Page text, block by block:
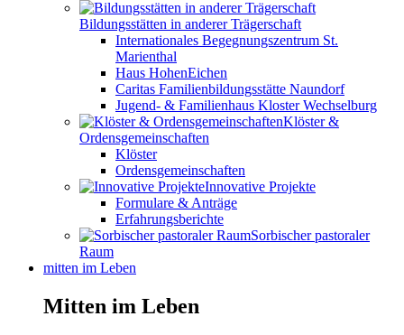
Bildungsstätten in anderer Trägerschaft
Internationales Begegnungszentrum St.
Marienthal
Haus HohenEichen
Caritas Familienbildungsstätte Naundorf
Jugend- & Familienhaus Kloster Wechselburg
Klöster &
Ordensgemeinschaften
Klöster
Ordensgemeinschaften
Innovative Projekte
Formulare & Anträge
Erfahrungsberichte
Sorbischer pastoraler
Raum
mitten im Leben
Mitten im Leben